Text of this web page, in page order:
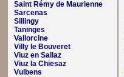
Saint Rémy de Maurienne
Sarcenas
Sillingy
Taninges
Vallorcine
Villy le Bouveret
Viuz en Sallaz
Viuz la Chiesaz
Vulbens